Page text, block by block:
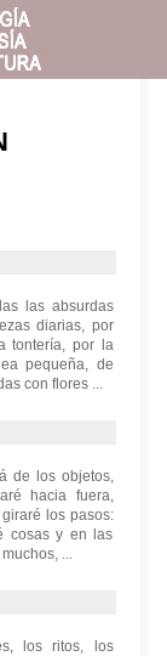
las absurdas
diarias, por
tontería, por la
pequeña, de
con flores ...
de los objetos,
hacia fuera,
los pasos:
cosas y en las
...
los ritos, los